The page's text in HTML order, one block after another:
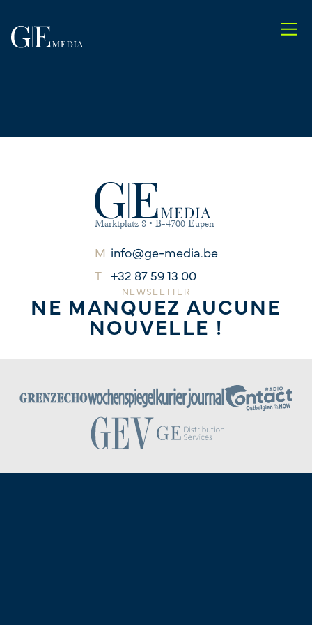
Marktplatz 8 • B-4700 Eupen
info@ge-media.be
+32 87 59 13 00
NEWSLETTER
NE MANQUEZ AUCUNE
NOUVELLE !